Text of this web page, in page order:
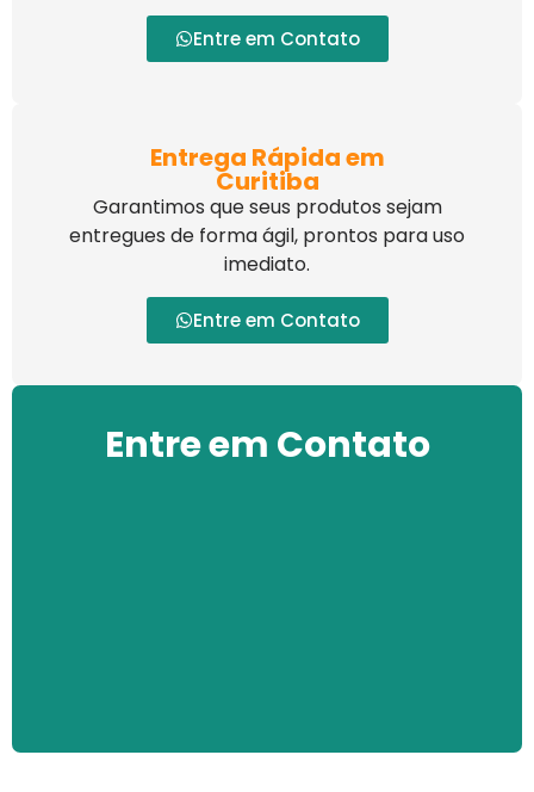
Entre em Contato
Entrega Rápida em
Curitiba
Garantimos que seus produtos sejam
entregues de forma ágil, prontos para uso
imediato.
Entre em Contato
Entre em Contato